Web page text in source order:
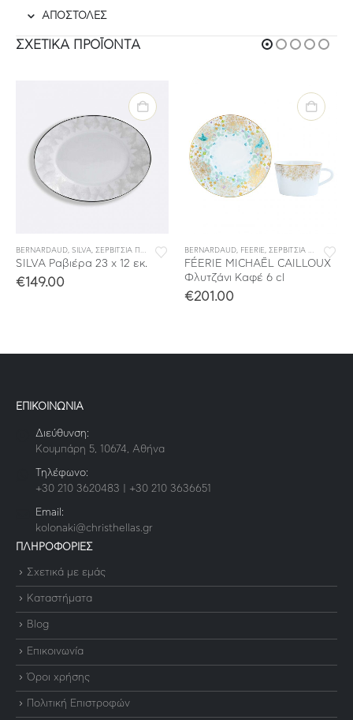
ΑΠΟΣΤΟΛΕΣ
ΣΧΕΤΙΚΆ ΠΡΟΪΌΝΤΑ
,ΣΕΡΒΙΤΣΙΑ ΦΑΓΗΤΟΥ
BERNARDAUD, SILVA, ΣΕΡΒΙΤΣΙΑ ΠΟΡΣΕΛΑΝΗΣ ,ΣΕΡΒΙΤΣΙΑ ΦΑΓΗΤΟΥ
SILVA Ραβιέρα 23 x 12 εκ.
€149.00
BERNARDAUD, FEERIE, ΣΕΡΒΙΤΣΙΑ ΠΟΡΣΕΛΑΝΗΣ
FÉERIE MICHAËL CAILLOUX
Φλυτζάνι Καφέ 6 cl
€201.00
ΕΠΙΚΟΙΝΩΝΙΑ
Διεύθυνση:
Κουμπάρη 5, 10674, Αθήνα
Τηλέφωνο:
+30 210 3620483 | +30 210 3636651
Email:
kolonaki@christhellas.gr
ΠΛΗΡΟΦΟΡΙΕΣ
Σχετικά με εμάς
Καταστήματα
Blog
Επικοινωνία
Όροι χρήσης
Πολιτική Επιστροφών